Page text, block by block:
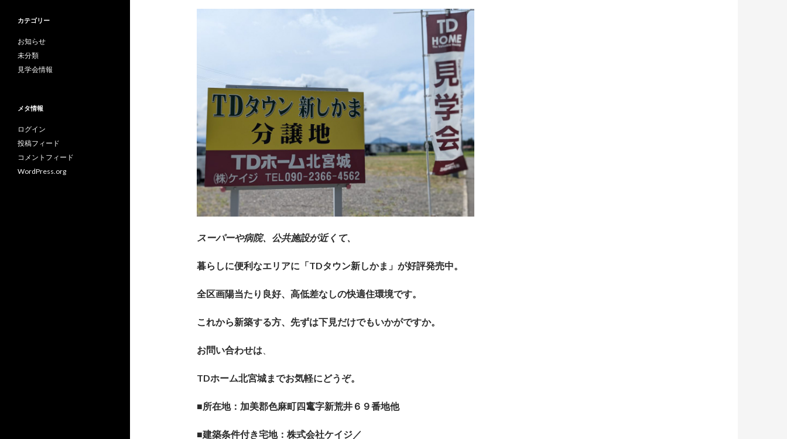
スーパーや病院、公共施設が近くて、
暮らしに便利なエリアに「TDタウン新しかま」が好評発売中。
全区画陽当たり良好、高低差なしの快適住環境です。
これから新築する方、先ずは下見だけでもいかがですか。
お問い合わせは
TDホーム北宮城までお気軽にどうぞ。
■所在地：加美郡色麻町四竃字新荒井６９番地他
■建築条件付き宅地：株式会社ケイジ／
カテゴリー
お知らせ
未分類
見学会情報
メタ情報
ログイン
投稿フィード
コメントフィード
WordPress.org